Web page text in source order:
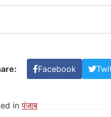
Facebook
inपंजाब